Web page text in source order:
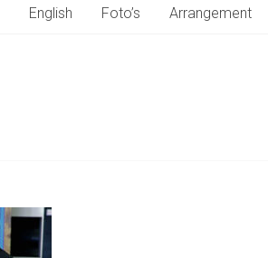
English Foto’s Arrangement